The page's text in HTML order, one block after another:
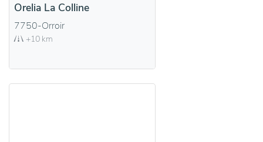
Orelia La Colline
7750-Orroir
+10 km